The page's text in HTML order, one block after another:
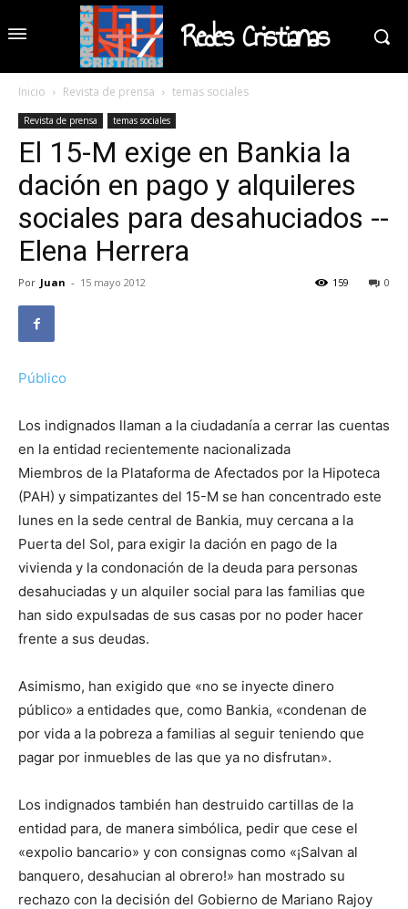
Redes Cristianas
Inicio Revista de prensa temas sociales
Revista de prensa temas sociales
El 15-M exige en Bankia la
dación en pago y alquileres
sociales para desahuciados --
Elena Herrera
Por Juan - 15 mayo 2012 0
159
Público
Los indignados llaman a la ciudadanía a cerrar las cuentas
en la entidad recientemente nacionalizada
Miembros de la Plataforma de Afectados por la Hipoteca
(PAH) y simpatizantes del 15-M se han concentrado este
lunes en la sede central de Bankia, muy cercana a la
Puerta del Sol, para exigir la dación en pago de la
vivienda y la condonación de la deuda para personas
desahuciadas y un alquiler social para las familias que
han sido expulsadas de sus casas por no poder hacer
frente a sus deudas.
Asimismo, han exigido que «no se inyecte dinero
público» a entidades que, como Bankia, «condenan de
por vida a la pobreza a familias al seguir teniendo que
pagar por inmuebles de las que ya no disfrutan».
Los indignados también han destruido cartillas de la
entidad para, de manera simbólica, pedir que cese el
«expolio bancario» y con consignas como «¡Salvan al
banquero, desahucian al obrero!» han mostrado su
rechazo con la decisión del Gobierno de Mariano Rajoy